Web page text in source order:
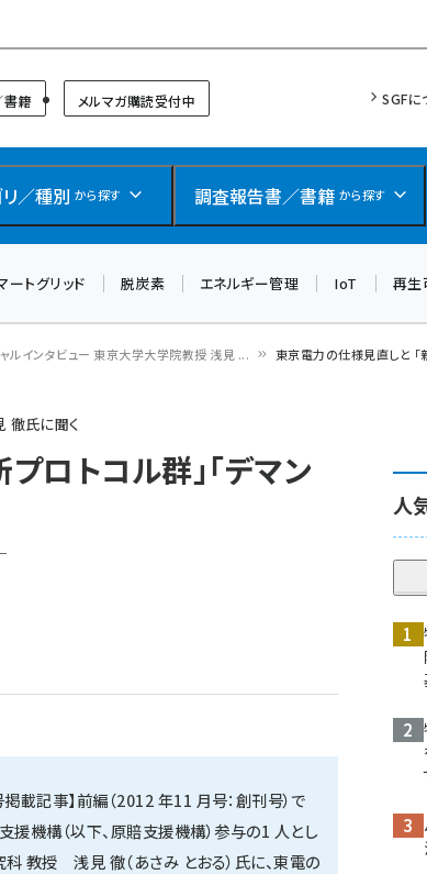
ラム
書籍 メルマガ購読受付中 SGFに
／種別 から探す 調査報告書／書籍 から探す
ートグリッド 脱炭素 エネルギー管理 IoT 再生
ルインタビュー 東京大学大学院教授 浅見 ... 東京電力の仕様見直しと 「
徹氏に聞く
ロトコル群」「デマン
記事】前編（2012 年11 月号：創刊号）で
援機構（以下、原賠支援機構）参与の1 人とし
教授 浅見 徹（あさみ とおる）氏に、東電の
人